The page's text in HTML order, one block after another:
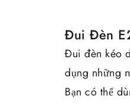
Đui Đèn
Đui đèn kéo
dụng những
Bạn có thể